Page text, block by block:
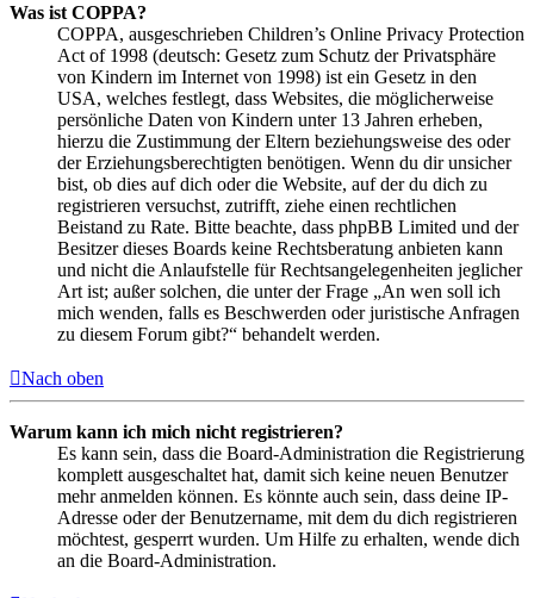
Was ist COPPA?
COPPA, ausgeschrieben Children’s Online Privacy Protection
Act of 1998 (deutsch: Gesetz zum Schutz der Privatsphäre
von Kindern im Internet von 1998) ist ein Gesetz in den
USA, welches festlegt, dass Websites, die möglicherweise
persönliche Daten von Kindern unter 13 Jahren erheben,
hierzu die Zustimmung der Eltern beziehungsweise des oder
der Erziehungsberechtigten benötigen. Wenn du dir unsicher
bist, ob dies auf dich oder die Website, auf der du dich zu
registrieren versuchst, zutrifft, ziehe einen rechtlichen
Beistand zu Rate. Bitte beachte, dass phpBB Limited und der
Besitzer dieses Boards keine Rechtsberatung anbieten kann
und nicht die Anlaufstelle für Rechtsangelegenheiten jeglicher
Art ist; außer solchen, die unter der Frage „An wen soll ich
mich wenden, falls es Beschwerden oder juristische Anfragen
zu diesem Forum gibt?“ behandelt werden.
Nach oben
Warum kann ich mich nicht registrieren?
Es kann sein, dass die Board-Administration die Registrierung
komplett ausgeschaltet hat, damit sich keine neuen Benutzer
mehr anmelden können. Es könnte auch sein, dass deine IP-
Adresse oder der Benutzername, mit dem du dich registrieren
möchtest, gesperrt wurden. Um Hilfe zu erhalten, wende dich
an die Board-Administration.